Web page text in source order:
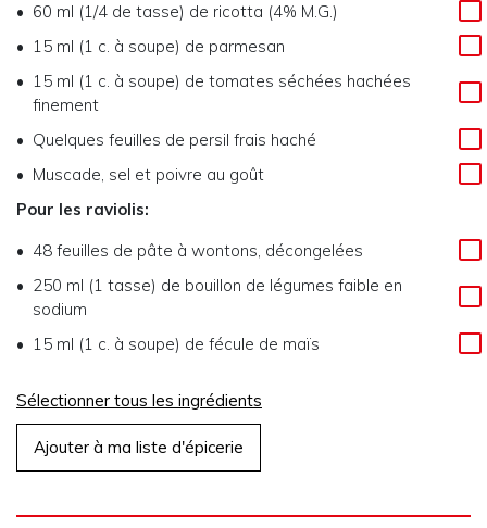
60 ml (1/4 de tasse) de ricotta (4% M.G.)
15 ml (1 c. à soupe) de parmesan
15 ml (1 c. à soupe) de tomates séchées hachées
finement
Quelques feuilles de persil frais haché
Muscade, sel et poivre au goût
Pour les raviolis:
48 feuilles de pâte à wontons, décongelées
250 ml (1 tasse) de bouillon de légumes faible en
sodium
15 ml (1 c. à soupe) de fécule de maïs
Sélectionner tous les ingrédients
Ajouter à ma liste d'épicerie